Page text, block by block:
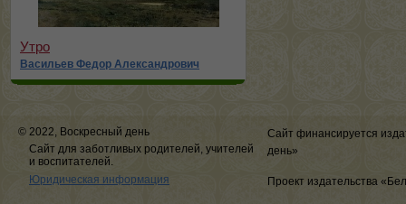
Утро
Васильев Федор Александрович
© 2022, Воскресный день
Сайт для заботливых родителей, учителей
и воспитателей.
Юридическая информация
Сайт финансируется
день»
Проект издательства